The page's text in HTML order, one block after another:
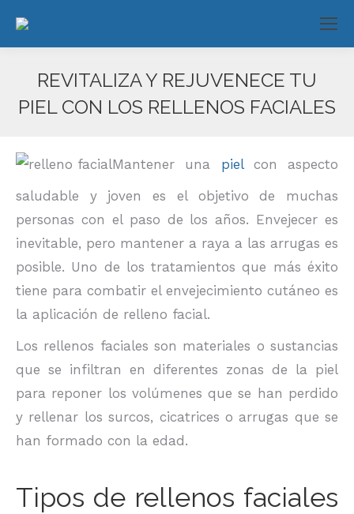
REVITALIZA Y REJUVENECE TU
PIEL CON LOS RELLENOS FACIALES
Mantener una pielcon aspecto
saludable y joven es el objetivo de muchas
personas con el paso de los años. Envejecer es
inevitable, pero mantener a raya a las arrugas es
posible. Uno de los tratamientos que más éxito
tiene para combatir el envejecimiento cutáneo es
la aplicación de relleno facial.
Los rellenos faciales son materiales o sustancias
que se infiltran en diferentes zonas de la piel
para reponer los volúmenes que se han perdido
y rellenar los surcos, cicatrices o arrugas que se
han formado con la edad.
Tipos de rellenos faciales